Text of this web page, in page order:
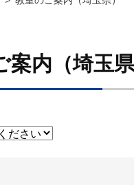
案内（埼玉